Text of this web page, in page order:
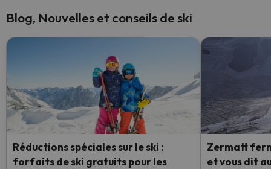
Blog, Nouvelles et conseils de ski
Réductions spéciales sur le ski :
forfaits de ski gratuits pour les
Zermatt
et vous dit